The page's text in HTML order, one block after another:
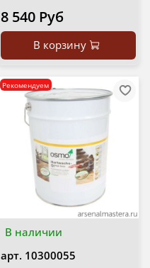
8 540 Руб
В корзину
В наличии
Рекомендуем
арт. 10300055